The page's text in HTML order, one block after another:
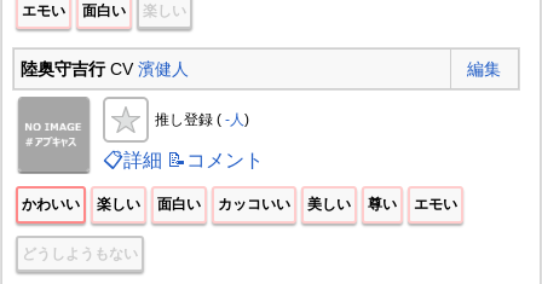
エモい 面白い 楽しい
陸奥守吉行CV濱健人 編集
推し登録 ( -人)
📋詳細 📝コメント
かわいい 楽しい 面白い カッコいい 美しい 尊い エモい
どうしようもない